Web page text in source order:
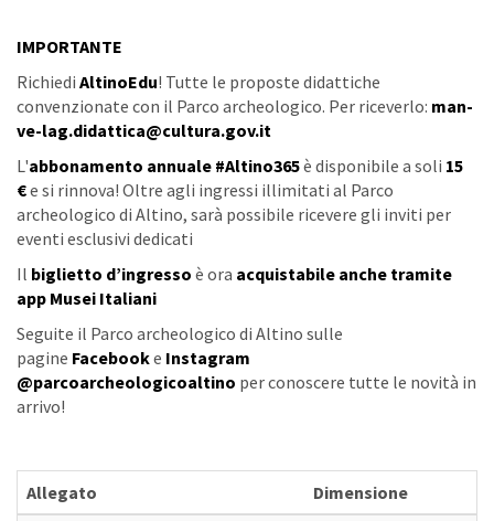
IMPORTANTE
Richiedi AltinoEdu! Tutte le proposte didattiche
convenzionate con il Parco archeologico. Per riceverlo: man-
ve-lag.didattica@cultura.gov.it
L'abbonamento annuale #Altino365è disponibile a soli 15
€e si rinnova! Oltre agli ingressi illimitati al Parco
archeologico di Altino, sarà possibile ricevere gli inviti per
eventi esclusivi dedicati
Il biglietto d’ingresso è ora acquistabile anche tramite
app Musei Italiani
Seguite il Parco archeologico di Altino sulle
pagine Facebooke Instagram
@parcoarcheologicoaltino per conoscere tutte le novità in
arrivo!
Allegato
Dimensione